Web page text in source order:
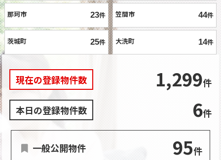
現在の登録物件数 1,299件
本日の登録物件数 6件
一般公開物件 95件
那珂市 23件 笠間市 44件
茨城町 25件 大洗町 14件